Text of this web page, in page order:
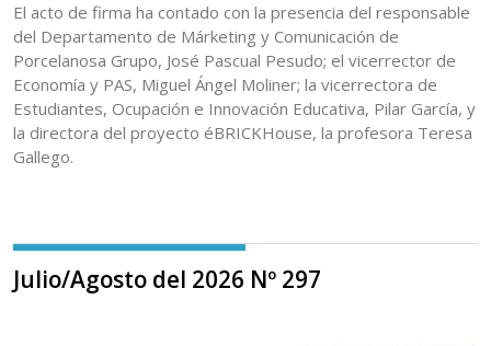
El acto de firma ha contado con la presencia del responsable
del Departamento de Márketing y Comunicación de
Porcelanosa Grupo, José Pascual Pesudo; el vicerrector de
Economía y PAS, Miguel Ángel Moliner; la vicerrectora de
Estudiantes, Ocupación e Innovación Educativa, Pilar García, y
la directora del proyecto éBRICKHouse, la profesora Teresa
Gallego.
Julio/Agosto del 2026 Nº 297